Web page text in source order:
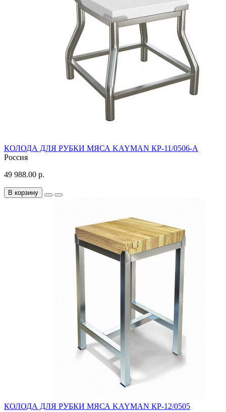
КОЛОДА ДЛЯ РУБКИ МЯСА KAYMAN КР-11/0506-А
Россия
49 988.00 р.
В корзину
КОЛОДА ДЛЯ РУБКИ МЯСА KAYMAN КР-12/0505